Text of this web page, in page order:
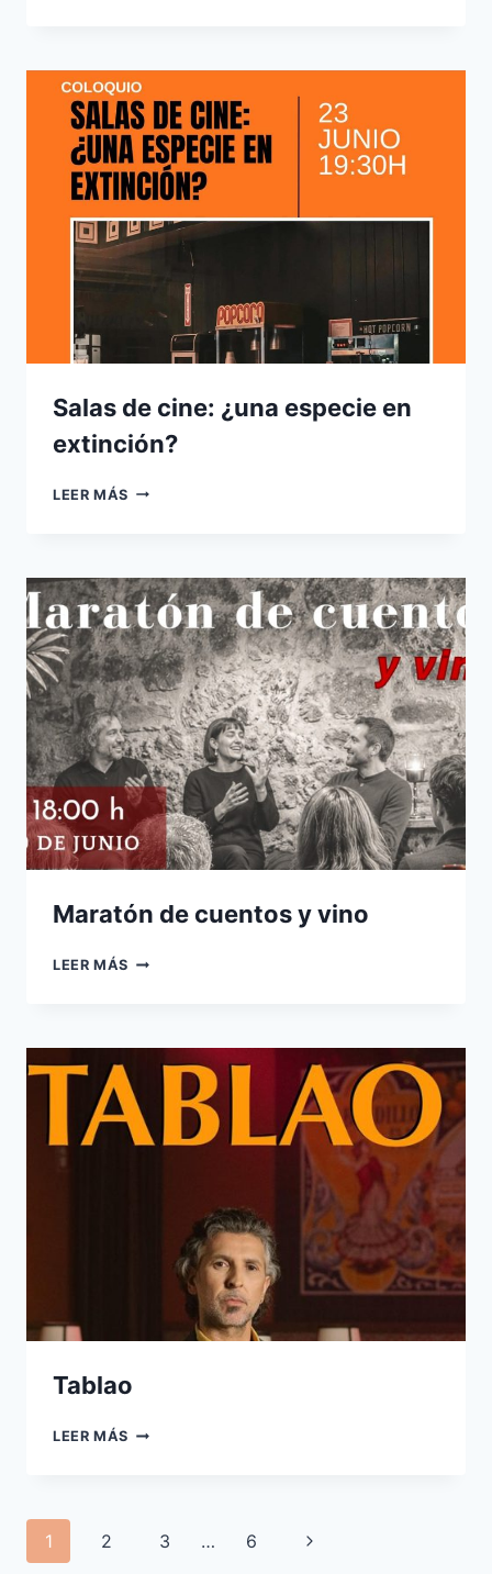
DANZA
Salas de cine: ¿una especie en
extinción?
LEER MÁS SALAS
ESPECIE
EN
EXTINCIÓN?
Maratón de cuentos y vino
LEER MÁS MARATÓN
VINO
Tablao
LEER MÁS TABLAO
Navegación
1 2 3 … 6
Siguiente